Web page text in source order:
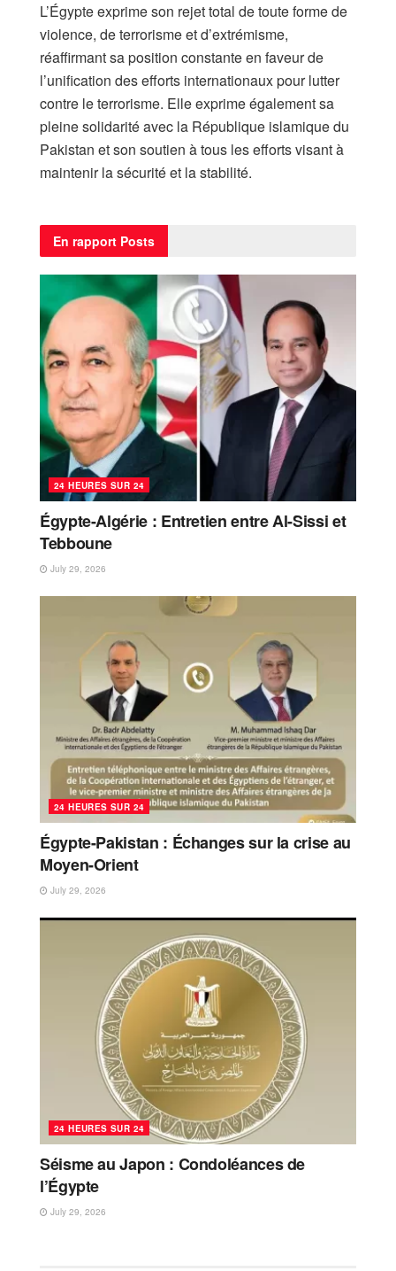
​L’Égypte exprime son rejet total de toute forme de
violence, de terrorisme et d’extrémisme,
réaffirmant sa position constante en faveur de
l’unification des efforts internationaux pour lutter
contre le terrorisme. Elle exprime également sa
pleine solidarité avec la République islamique du
Pakistan et son soutien à tous les efforts visant à
maintenir la sécurité et la stabilité.
En rapport Posts
24 HEURES SUR 24
Égypte-Algérie : Entretien entre Al-Sissi et
Tebboune
July 29, 2026
24 HEURES SUR 24
Égypte-Pakistan : Échanges sur la crise au
Moyen-Orient
July 29, 2026
24 HEURES SUR 24
Séisme au Japon : Condoléances de
l’Égypte
July 29, 2026